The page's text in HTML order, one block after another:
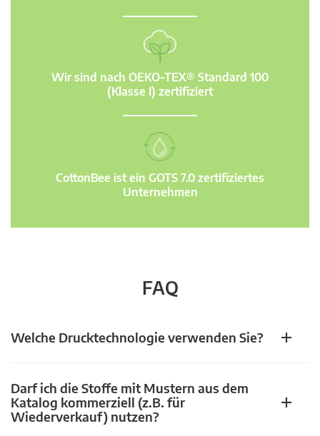
Wir sind nach OEKO-TEX® Standard 100
(Klasse I) zertifiziert
CottonBee ist ein GOTS 7.0 zertifiziertes
Unternehmen
FAQ
Welche Drucktechnologie verwenden Sie?
Darf ich die Stoffe mit Mustern aus dem
Katalog kommerziell (z.B. für
Wiederverkauf) nutzen?